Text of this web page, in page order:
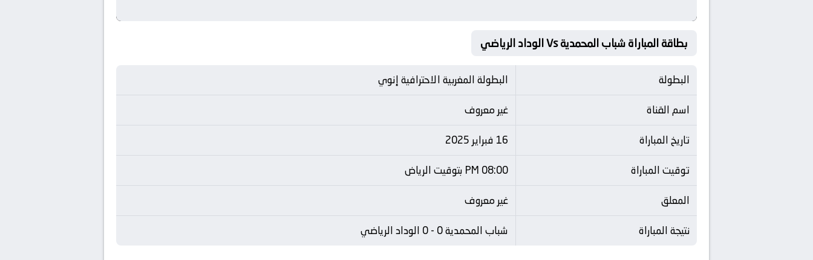
بطاقة المباراة شباب المحمدية Vs الوداد الرياضي
البطولة
البطولة المغربية الاحترافية إنوي
اسم القناة
غير معروف
تاريخ المباراة
16 فبراير 2025
توقيت المباراة
08:00 PM بتوقيت الرياض
المعلق
غير معروف
نتيجة المباراة
شباب المحمدية 0 - 0 الوداد الرياضي